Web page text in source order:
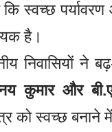
स्वच्छ
है।
निवासियों
कुमार और
को स्वच्छ बनाने